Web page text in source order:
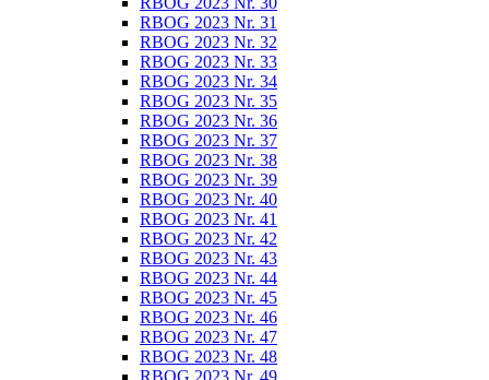
RBOG 2023 Nr. 31
RBOG 2023 Nr. 32
RBOG 2023 Nr. 33
RBOG 2023 Nr. 34
RBOG 2023 Nr. 35
RBOG 2023 Nr. 36
RBOG 2023 Nr. 37
RBOG 2023 Nr. 38
RBOG 2023 Nr. 39
RBOG 2023 Nr. 40
RBOG 2023 Nr. 41
RBOG 2023 Nr. 42
RBOG 2023 Nr. 43
RBOG 2023 Nr. 44
RBOG 2023 Nr. 45
RBOG 2023 Nr. 46
RBOG 2023 Nr. 47
RBOG 2023 Nr. 48
RBOG 2023 Nr. 49